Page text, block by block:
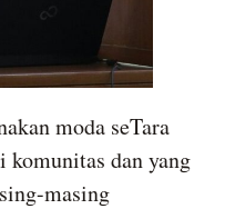
moda seTara
komunitas dan yang
masing